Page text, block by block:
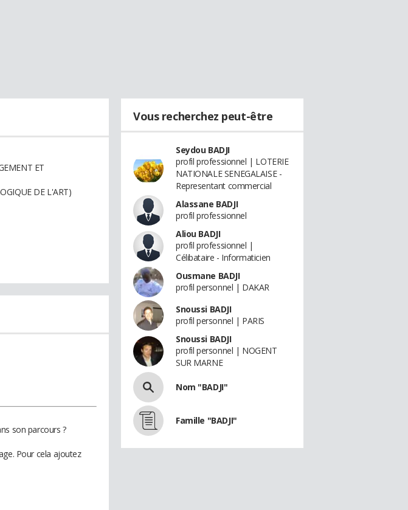
ET
DE L'ART)
son parcours ?
Pour cela ajoutez
Vous recherchez peut-être
Seydou BADJI
profil professionnel | LOTERIE
NATIONALE SENEGALAISE -
Representant commercial
Alassane BADJI
profil professionnel
Aliou BADJI
profil professionnel |
Célibataire - Informaticien
Ousmane BADJI
profil personnel | DAKAR
Snoussi BADJI
profil personnel | PARIS
Snoussi BADJI
profil personnel | NOGENT
SUR MARNE
Nom "BADJI"
Famille "BADJI"